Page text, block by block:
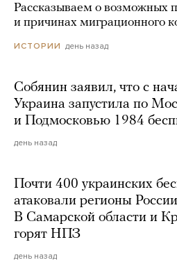
Рассказываем о возможных
и причинах миграционного
ИСТОРИИ день назад
Собянин заявил, что с
Украина запустила по
и Подмосковью 1984
день назад
Почти 400 украинских
атаковали регионы
В Самарской области и
горят НПЗ
день назад